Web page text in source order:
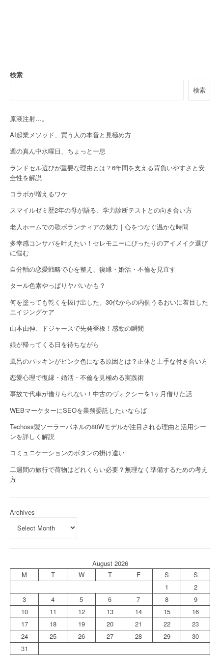
a
i
g
a
t
i
o
n
検索
検索
原液注射…。
AI起業メソッド、買う人の本音と見極め方
週の真ん中水曜日、ちょっと一息
ランドセル選びが重要な理由とは？6年間を支える背負いやすさと安
全性を解説
コラボが増えるワケ
スマイルゼミ歴2年の母が語る、学力診断テストとの向き合い方
老人ホームでの歌ボランティアの魅力｜心をつなぐ温かな時間
多幸感コンサバを叶えたい！セレモニーにぴったりのアイメイク選び
に悩む
自分軸の恋愛戦略で心を整え、復縁・婚活・不倫を見直す
タール色素やっぱりヤバいかも？
何を塗っても乾くを抜け出した。30代からの内側うるおいに着目した
エイジングケア
山本由伸、ドジャースで先発登板！感動の瞬間
娘が帰ってくる日を待ちながら
風呂のパッキンがピンク色になる原因とは？正体と上手な付き合い方
恋愛心理で復縁・婚活・不倫を見極める実践術
事故で代車が借りられない！中古のヴォクシーを1ヶ月借りた話
WEBマーケターにSEOを業務委託したいならば
Techoss製ソーラーパネルの80Wモデルが注目される理由と活用シー
ンを詳しく解説
コミュニケーションのボタンの掛け違い
二週間の旅行で荷物はどれくらい必要？無理なく準備するための考え
方
Archives
August 2026
M
T W T F S
S
1
2
3
4 5 6 7 8
9
10
11 12 13 14 15
16
17
18 19 20 21 22
23
24
25 26 27 28 29
30
31